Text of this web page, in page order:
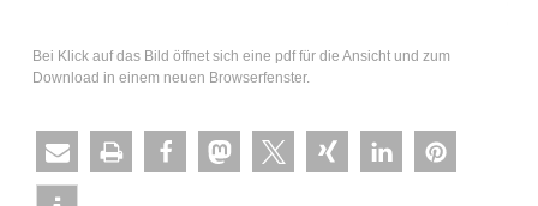
Bei Klick auf das Bild öffnet sich eine pdf für die Ansicht und zum
Download in einem neuen Browserfenster.